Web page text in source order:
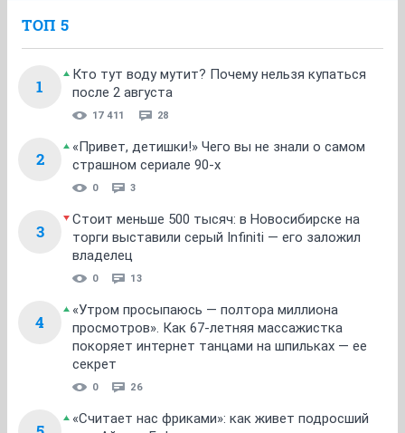
ТОП 5
1
Кто тут воду мутит? Почему нельзя купаться
после 2 августа
17 411 28
2
«Привет, детишки!» Чего вы не знали о самом
страшном сериале 90-х
0 3
3
Стоит меньше 500 тысяч: в Новосибирске на
торги выставили серый Infiniti — его заложил
владелец
0 13
4
«Утром просыпаюсь — полтора миллиона
просмотров». Как 67-летняя массажистка
покоряет интернет танцами на шпильках — ее
секрет
0 26
«Считает нас фриками»: как живет подросший